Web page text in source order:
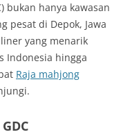
bukan hanya kawasan
pesat di Depok, Jawa
yang menarik
Indonesia hingga
Raja mahjong